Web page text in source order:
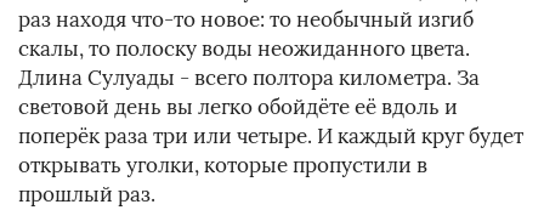
раз находя что-то новое: то необычный изгиб
скалы, то полоску воды неожиданного цвета.
Длина Сулуады - всего полтора километра. За
световой день вы легко обойдёте её вдоль и
поперёк раза три или четыре. И каждый круг будет
открывать уголки, которые пропустили в
прошлый раз.